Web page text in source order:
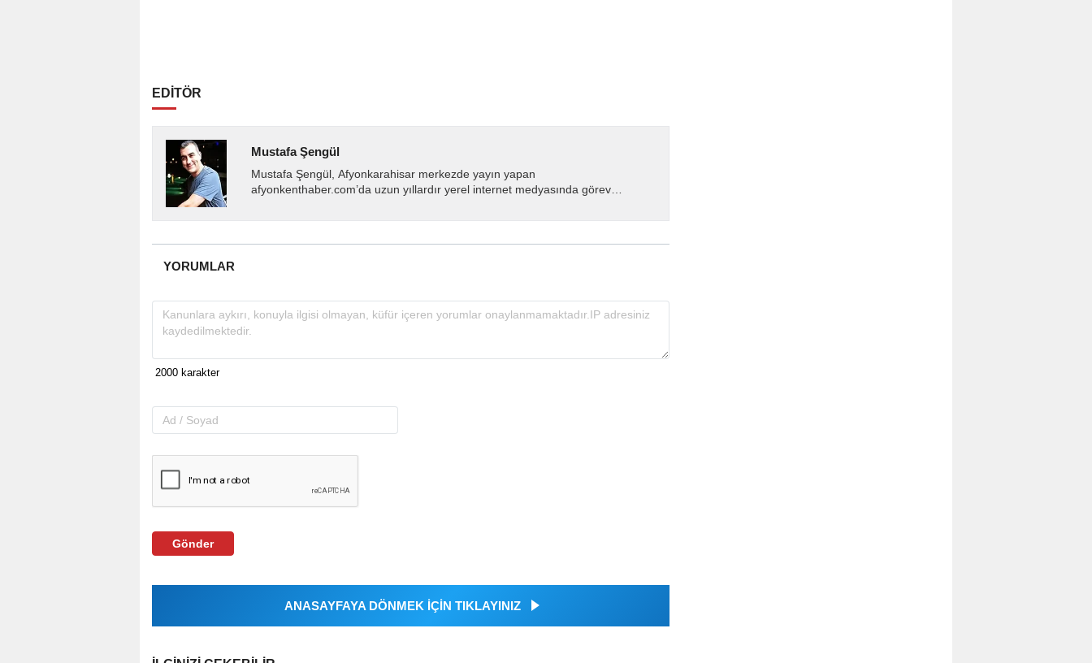
EDİTÖR
Mustafa Şengül
Mustafa Şengül, Afyonkarahisar merkezde yayın yapan
afyonkenthaber.com’da uzun yıllardır yerel internet medyasında görev
YORUMLAR
Gönder
ANASAYFAYA DÖNMEK İÇİN TIKLAYINIZ